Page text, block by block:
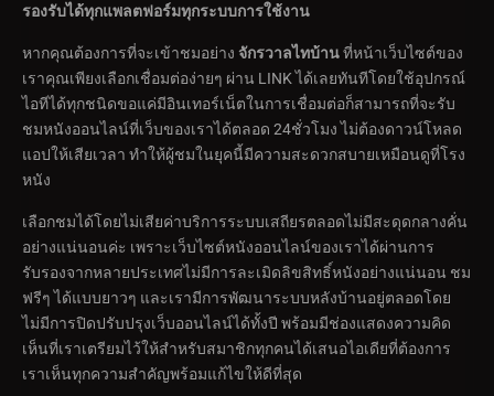
รองรับได้ทุกแพลตฟอร์มทุกระบบการใช้งาน
หากคุณต้องการที่จะเข้าชมอย่าง จักรวาลไทบ้านที่หน้าเว็บไซต์ของ
เราคุณเพียงเลือกเชื่อมต่อง่ายๆ ผ่าน LINK ได้เลยทันทีโดยใช้อุปกรณ์
ไอทีได้ทุกชนิดขอแค่มีอินเทอร์เน็ตในการเชื่อมต่อก็สามารถที่จะรับ
ชมหนังออนไลน์ที่เว็บของเราได้ตลอด 24ชั่วโมง ไม่ต้องดาวน์โหลด
แอปให้เสียเวลา ทำให้ผู้ชมในยุคนี้มีความสะดวกสบายเหมือนดูที่โรง
หนัง
เลือกชมได้โดยไม่เสียค่าบริการระบบเสถียรตลอดไม่มีสะดุดกลางคั่น
อย่างแน่นอนค่ะ เพราะเว็บไซต์หนังออนไลน์ของเราได้ผ่านการ
รับรองจากหลายประเทศไม่มีการละเมิดลิขสิทธิ์หนังอย่างแน่นอน ชม
ฟรีๆ ได้แบบยาวๆ และเรามีการพัฒนาระบบหลังบ้านอยู่ตลอดโดย
ไม่มีการปิดปรับปรุงเว็บออนไลน์ได้ทั้งปี พร้อมมีช่องแสดงความคิด
เห็นที่เราเตรียมไว้ให้สำหรับสมาชิกทุกคนได้เสนอไอเดียที่ต้องการ
เราเห็นทุกความสำคัญพร้อมแก้ไขให้ดีที่สุด